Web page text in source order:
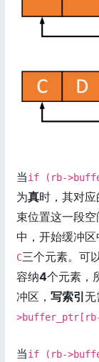
当if (rb-
为真时，其对
束位置这一段
中，开始缓冲
C三个元素。可
容纳4个元素，
冲区， 写索引 无
当if (rb-